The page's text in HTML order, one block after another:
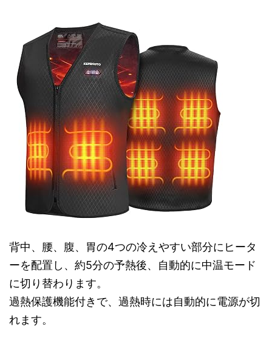
背中、腰、腹、胃の4つの冷えやすい部分にヒータ
ーを配置し、約5分の予熱後、自動的に中温モード
に切り替わります。
過熱保護機能付きで、過熱時には自動的に電源が切
れます。